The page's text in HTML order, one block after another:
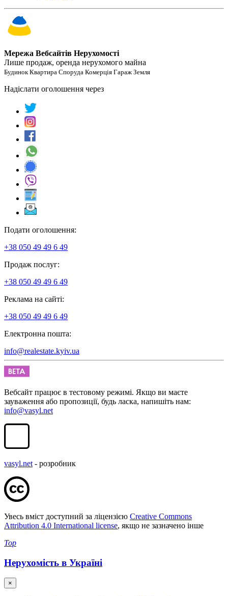
Мережа Вебсайтів Нерухомості
Лише продаж, оренда нерухомого майна
Будинок Квартира Споруда Комерція Гараж Земля
Надіслати оголошення через
Подати оголошення:
+38 050 49 49 6 49
Продаж послуг:
+38 050 49 49 6 49
Реклама на сайті:
+38 050 49 49 6 49
Електронна пошта:
info@realestate.kyiv.ua
Вебсайт працює в тестовому режимі. Якщо ви маєте
зауваження або пропозиції, будь ласка, напишіть нам:
info@vasyl.net
vasyl.net - розробник
Увесь вміст доступний за ліцензією Creative Commons
Attribution 4.0 International license, якщо не зазначено інше
Top
Нерухомість в Україні
×